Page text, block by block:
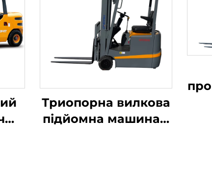
Триопорна вилкова
підйомна машина з